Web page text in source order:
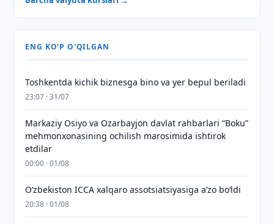
ENG KO'P O'QILGAN
Toshkentda kichik biznesga bino va yer bepul beriladi
23:07 · 31/07
Markaziy Osiyo va Ozarbayjon davlat rahbarlari “Boku”
mehmonxonasining ochilish marosimida ishtirok
etdilar
00:00 · 01/08
O‘zbekiston ICCA xalqaro assotsiatsiyasiga aʼzo bo‘ldi
20:38 · 01/08